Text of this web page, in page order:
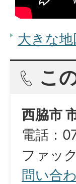
大きな
こ
西脇市
電話：
ファッ
問い合